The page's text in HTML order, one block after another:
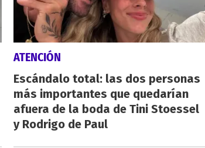
ATENCIÓN
Escándalo total: las dos personas
más importantes que quedarían
afuera de la boda de Tini Stoessel
y Rodrigo de Paul